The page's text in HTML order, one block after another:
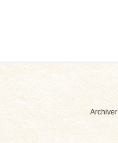
Archiver